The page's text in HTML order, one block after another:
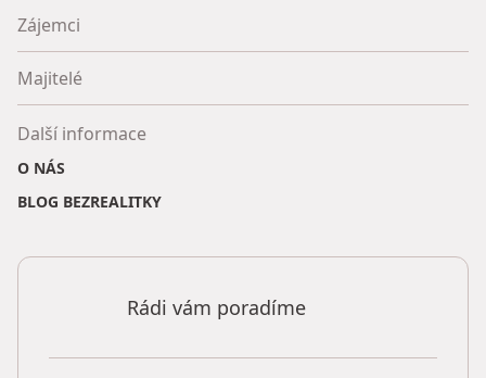
Zájemci
Majitelé
Další informace
O NÁS
BLOG BEZREALITKY
Rádi vám poradíme